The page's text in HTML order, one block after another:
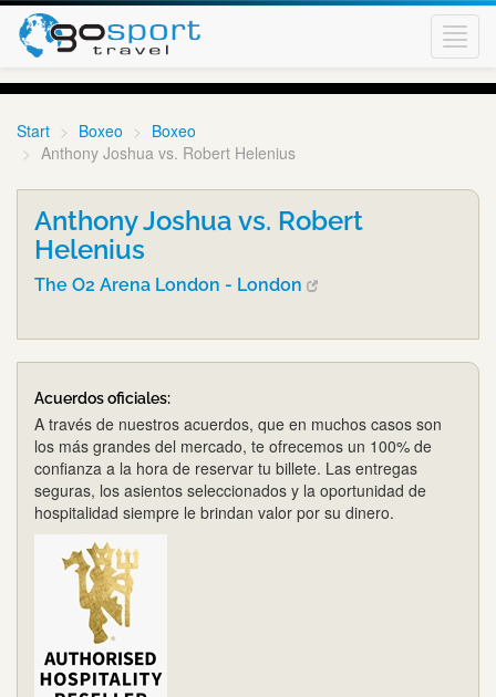
Start Boxeo
Boxeo
Anthony Joshua vs. Robert Helenius
Anthony Joshua vs. Robert
Helenius
The O2 Arena London - London
Acuerdos oficiales:
A través de nuestros acuerdos, que en muchos casos son
los más grandes del mercado, te ofrecemos un 100% de
confianza a la hora de reservar tu billete. Las entregas
seguras, los asientos seleccionados y la oportunidad de
hospitalidad siempre le brindan valor por su dinero.